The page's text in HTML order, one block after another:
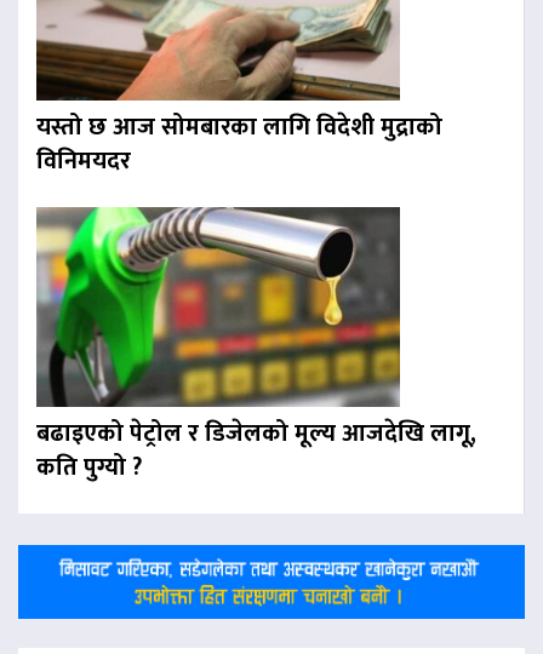
यस्तो छ आज सोमबारका लागि विदेशी मुद्राको
विनिमयदर
बढाइएको पेट्रोल र डिजेलको मूल्य आजदेखि लागू,
कति पुग्यो ?